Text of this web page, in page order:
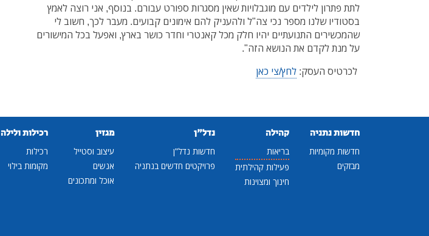
לתת פתרון לילדים עם מוגבלויות שאין מסגרות ספורט עבורם. בנוסף, אני רוצה לאמץ
בסטודיו שלנו מספר נכי צה"ל ולהעניק להם אימונים קבועים. מעבר לכך, חשוב לי
שהמכשירים התנועתיים יהיו חלק מכל קאנטרי וחדר כושר בארץ, ואפעל בכל המישורים
על מנת לקדם את הנושא הזה".
לכרטיס העסק: לחץ/צי כאן
חדשות נתניה
חדשות מקומיות
מבזקים
קהילה
בריאות
פעילות קהילתית
חינוך ומצוינות
נדל"ן
חדשות נדל"ן
פרויקטים חדשים בנתניה
מגזין
עיצוב וסטייל
אנשים
אוכל ומתכונים
רכילות ולילה
רכילות
מקומות בילוי